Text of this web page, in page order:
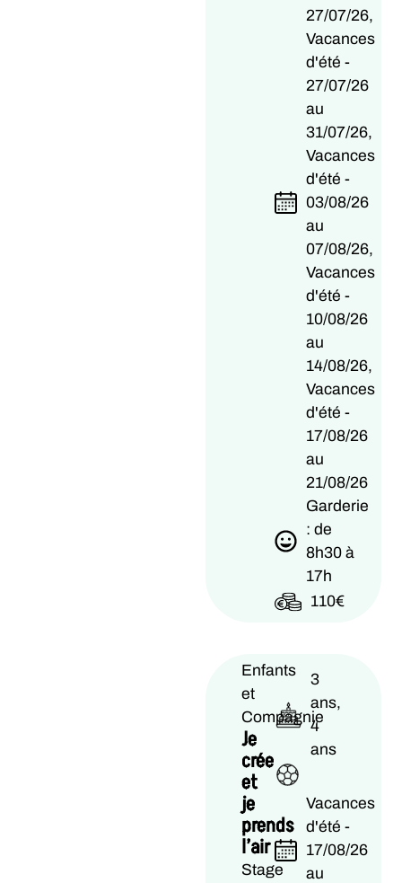
27/07/26,
Vacances
d'été -
27/07/26
au
31/07/26,
Vacances
d'été -
03/08/26
au
07/08/26,
Vacances
d'été -
10/08/26
au
14/08/26,
Vacances
d'été -
17/08/26
au
21/08/26
Garderie
: de
8h30 à
17h
110€
Enfants
et
Compagnie
Je
crée
et
je
prends
l’air
Stage
3
ans,
4
ans
Vacances
d'été -
17/08/26
au